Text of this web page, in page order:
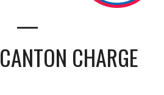
—
CANTON CHARGE